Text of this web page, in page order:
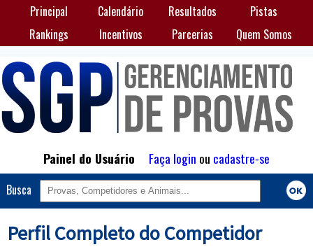
Principal Calendário Resultados
Pistas
Rankings
Incentivos Parcerias Quem Somos
Painel do Usuário Faça login ou cadastre-se
Busca
Perfil Completo do Competidor